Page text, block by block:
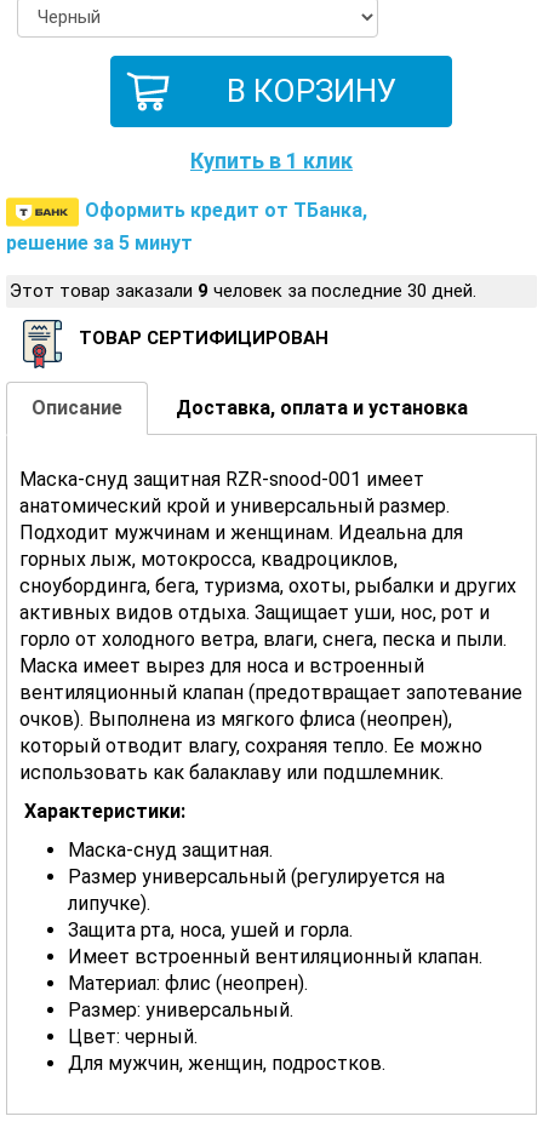
Купить в 1 клик
Оформить кредит от ТБанка,
решение за 5 минут
Этот товар заказали 9 человек за последние 30 дней.
ТОВАР СЕРТИФИЦИРОВАН
Описание Доставка, оплата и установка
Маска-снуд защитная RZR-snood-001 имеет
анатомический крой и универсальный размер.
Подходит мужчинам и женщинам. Идеальна для
горных лыж, мотокросса, квадроциклов,
сноубординга, бега, туризма, охоты, рыбалки и других
активных видов отдыха. Защищает уши, нос, рот и
горло от холодного ветра, влаги, снега, песка и пыли.
Маска имеет вырез для носа и встроенный
вентиляционный клапан (предотвращает запотевание
очков). Выполнена из мягкого флиса (неопрен),
который отводит влагу, сохраняя тепло. Ее можно
использовать как балаклаву или подшлемник.
Характеристики:
Маска-снуд защитная.
Размер универсальный (регулируется на
липучке).
Защита рта, носа, ушей и горла.
Имеет встроенный вентиляционный клапан.
Материал: флис (неопрен).
Размер: универсальный.
Цвет: черный.
Для мужчин, женщин, подростков.